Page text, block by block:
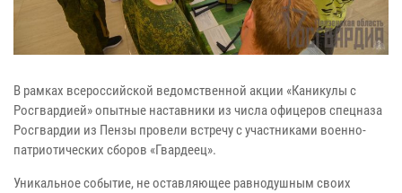
В рамках всероссийской ведомственной акции «Каникулы с
Росгвардией» опытные наставники из числа офицеров спецназа
Росгвардии из Пензы провели встречу с участниками военно-
патриотических сборов «Гвардеец».
Уникальное событие, не оставляющее равнодушным своих